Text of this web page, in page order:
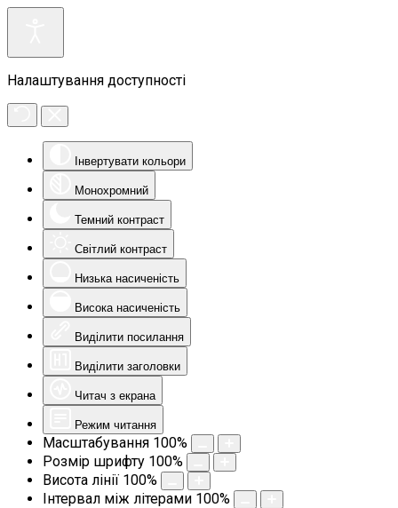
Налаштування доступності
Інвертувати кольори
Монохромний
Темний контраст
Світлий контраст
Низька насиченість
Висока насиченість
Виділити посилання
Виділити заголовки
Читач з екрана
Режим читання
Масштабування 100%
Розмір шрифту 100%
Висота лінії 100%
Інтервал між літерами 100%